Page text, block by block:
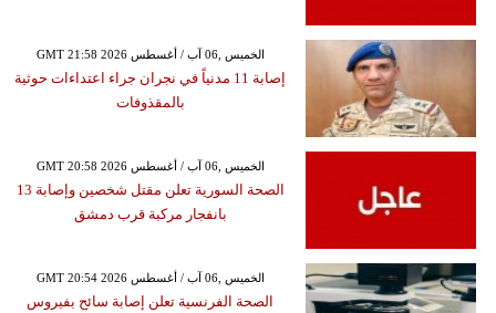
GMT 21:58 2026 الخميس ,06 آب / أغسطس
إصابة 11 مدنياً في نجران جراء اعتداءات حوثية
بالمقذوفات
GMT 20:58 2026 الخميس ,06 آب / أغسطس
الصحة السورية تعلن مقتل شخصين وإصابة 13
بانفجار مركبة قرب دمشق
GMT 20:54 2026 الخميس ,06 آب / أغسطس
الصحة الفرنسية تعلن إصابة سائح بفيروس